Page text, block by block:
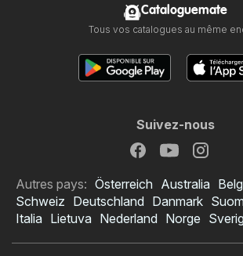
Cataloguemate
Tous vos catalogues au même
Suivez-nous
Autres pays: Österreich Australia
Schweiz Deutschland Danmark
Italia Lietuva Nederland Norge